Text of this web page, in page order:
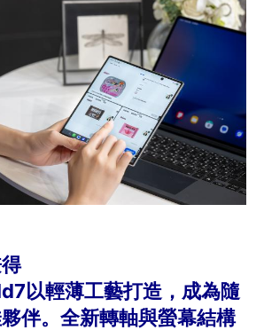
以輕薄工藝打造，成為隨
伴。全新轉軸與螢幕結構